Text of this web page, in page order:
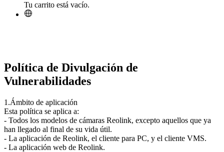
Tu carrito está vacío.
Política de Divulgación de
Vulnerabilidades
1.Ámbito de aplicación
Esta política se aplica a:
- Todos los modelos de cámaras Reolink, excepto aquellos que ya
han llegado al final de su vida útil.
- La aplicación de Reolink, el cliente para PC, y el cliente VMS.
- La aplicación web de Reolink.